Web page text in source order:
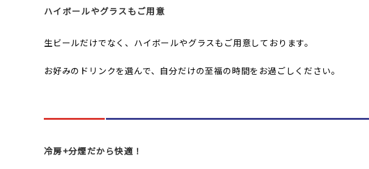
ハイボールやグラスもご用意
生ビールだけでなく、ハイボールやグラスもご用意しております。
お好みのドリンクを選んで、自分だけの至福の時間をお過ごしください。
冷房+分煙だから快適！